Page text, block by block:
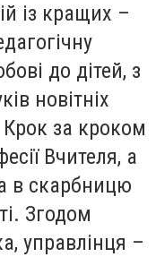
із кращих –
до дітей, з
новітніх
за кроком
Вчителя, а
в скарбницю
Згодом
управлінця –